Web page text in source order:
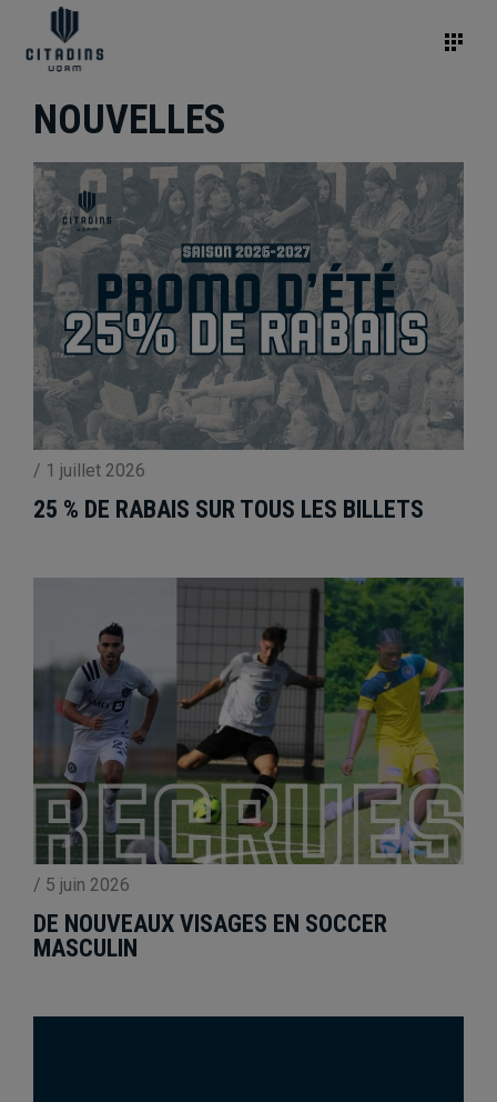
NOUVELLES
/ 1 juillet 2026
25 % DE RABAIS SUR TOUS LES BILLETS
/ 5 juin 2026
DE NOUVEAUX VISAGES EN SOCCER
MASCULIN